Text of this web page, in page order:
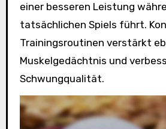
einer besseren Leistung
tatsächlichen Spiels führt.
Trainingsroutinen verstärkt
Muskelgedächtnis und
Schwungqualität.